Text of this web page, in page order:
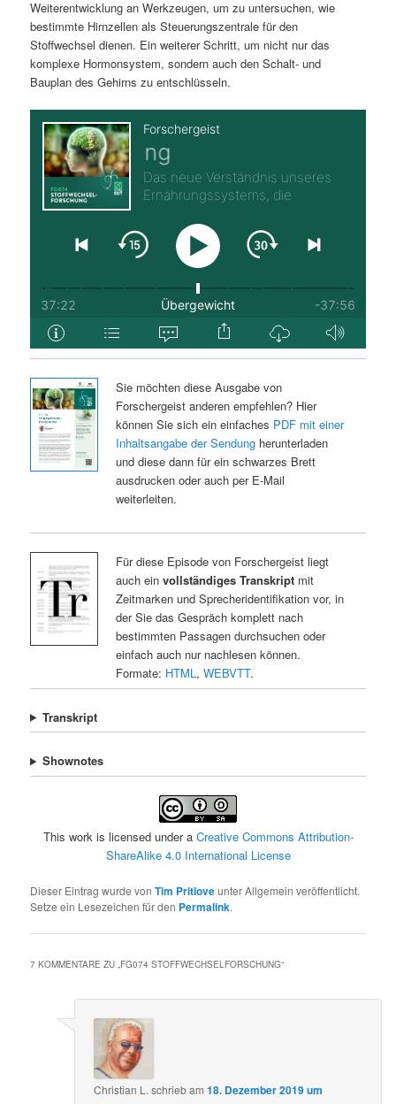
Weiterentwicklung an Werkzeugen, um zu untersuchen, wie
bestimmte Hirnzellen als Steuerungszentrale für den
Stoffwechsel dienen. Ein weiterer Schritt, um nicht nur das
komplexe Hormonsystem, sondern auch den Schalt- und
Bauplan des Gehirns zu entschlüsseln.
Sie möchten diese Ausgabe von
Forschergeist anderen empfehlen? Hier
können Sie sich ein einfaches PDF mit einer
Inhaltsangabe der Sendungherunterladen
und diese dann für ein schwarzes Brett
ausdrucken oder auch per E-Mail
weiterleiten.
Für diese Episode von Forschergeist liegt
auch ein vollständiges Transkriptmit
Zeitmarken und Sprecheridentifikation vor, in
der Sie das Gespräch komplett nach
bestimmten Passagen durchsuchen oder
einfach auch nur nachlesen können.
Formate: HTML, WEBVTT.
Transkript
Shownotes
This work is licensed under a Creative Commons Attribution-
ShareAlike 4.0 International License
Dieser Eintrag wurde vonTim Pritloveunter Allgemein veröffentlicht.
Setze ein Lesezeichen für den Permalink.
7 KOMMENTARE ZU „FG074 STOFFWECHSELFORSCHUNG“
Christian L.schriebam18. Dezember 2019 um